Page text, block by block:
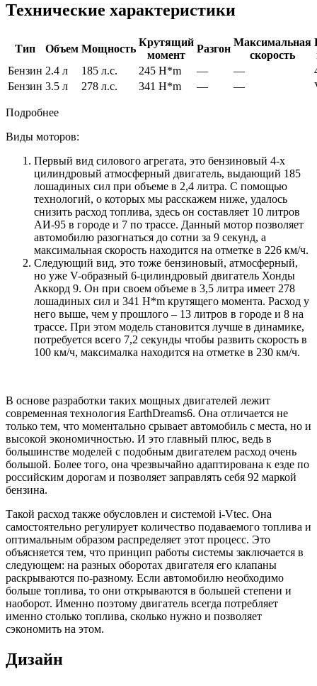
Технические характеристики
Тип Объем Мощность
Крутящий
момент
Разгон
Максимальная
скорость
Бензин 2.4 л 185 л.с. 245 H*m — —
Бензин 3.5 л 278 л.с. 341 H*m — —
Подробнее
Виды моторов:
Первый вид силового агрегата, это бензиновый 4-х
цилиндровый атмосферный двигатель, выдающий 185
лошадиных сил при объеме в 2,4 литра. С помощью
технологий, о которых мы расскажем ниже, удалось
снизить расход топлива, здесь он составляет 10 литров
АИ-95 в городе и 7 по трассе. Данный мотор позволяет
автомобилю разогнаться до сотни за 9 секунд, а
максимальная скорость находится на отметке в 226 км/ч.
Следующий вид, это тоже бензиновый, атмосферный,
но уже V-образный 6-цилиндровый двигатель Хонды
Аккорд 9. Он при своем объеме в 3,5 литра имеет 278
лошадиных сил и 341 H*m крутящего момента. Расход у
него выше, чем у прошлого – 13 литров в городе и 8 на
трассе. При этом модель становится лучше в динамике,
потребуется всего 7,2 секунды чтобы развить скорость в
100 км/ч, максималка находится на отметке в 230 км/ч.
В основе разработки таких мощных двигателей лежит
современная технология EarthDreams6. Она отличается не
только тем, что моментально срывает автомобиль с места, но и
высокой экономичностью. И это главный плюс, ведь в
большинстве моделей с подобным двигателем расход очень
большой. Более того, она чрезвычайно адаптирована к езде по
российским дорогам и позволяет заправлять себя 92 маркой
бензина.
Такой расход также обусловлен и системой i-Vtec. Она
самостоятельно регулирует количество подаваемого топлива и
оптимальным образом распределяет этот процесс. Это
объясняется тем, что принцип работы системы заключается в
следующем: на разных оборотах двигателя его клапаны
раскрываются по-разному. Если автомобилю необходимо
больше топлива, то они открываются в большей степени и
наоборот. Именно поэтому двигатель всегда потребляет
именно столько топлива, сколько нужно и позволяет
сэкономить на этом.
Дизайн